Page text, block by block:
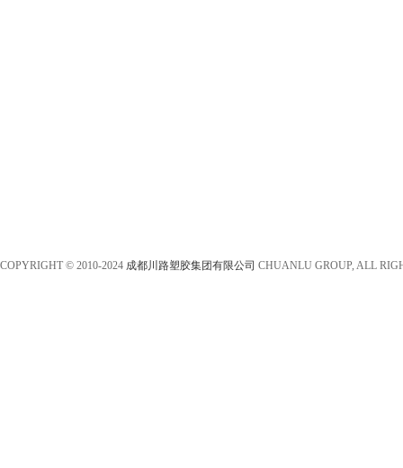
COPYRIGHT © 2010-2024 成都川路塑胶集团有限公司 CHUANLU GROUP, ALL